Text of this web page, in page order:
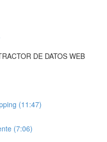
DE DATOS WEB
(11:47)
(7:06)